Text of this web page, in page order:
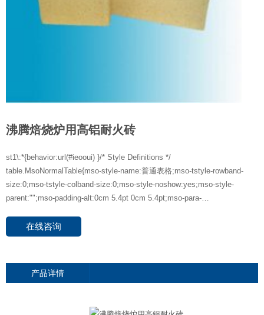
沸腾焙烧炉用高铝耐火砖
st1\:*{behavior:url(#ieooui) }/* Style Definitions */
table.MsoNormalTable{mso-style-name:普通表格;mso-tstyle-rowband-
size:0;mso-tstyle-colband-size:0;mso-style-noshow:yes;mso-style-
parent:"";mso-padding-alt:0cm 5.4pt 0cm 5.4pt;mso-para-
orphan;font-size:10.0pt;font-family:"Times New Roman";mso-ansi-
language:#0400;mso-fareast-language:#0400;mso-bidi-language:#0400;}描
标项 目指 标RL-65RL-55RL-48AL2O3,% 不小于655548耐火
度， 不低于1750176017400.2Mpa荷重软化开始温度150014701420
% 不大于22(24) 常温耐压强度 不小于504540抗热震性
在线咨询
产品详情